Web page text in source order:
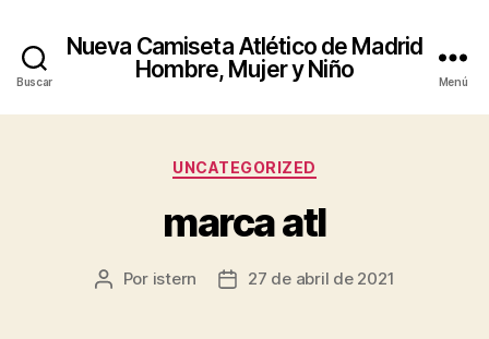
Buscar
Nueva Camiseta Atlético de Madrid
Hombre, Mujer y Niño
Menú
Categorías
UNCATEGORIZED
marca atl
Autor
Por istern
Fecha27 de abril de 2021